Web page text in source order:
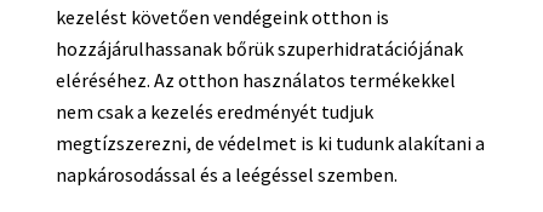
kezelést követően vendégeink otthon is
hozzájárulhassanak bőrük szuperhidratációjának
eléréséhez. Az otthon használatos termékekkel
nem csak a kezelés eredményét tudjuk
megtízszerezni, de védelmet is ki tudunk alakítani a
napkárosodással és a leégéssel szemben.